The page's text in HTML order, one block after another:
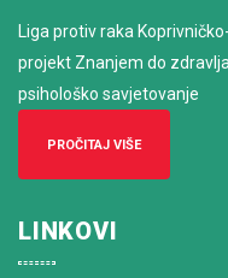
Liga protiv raka
projekt Znanjem do
psihološko savjetovanje
PROČITAJ VIŠE
LINKOVI